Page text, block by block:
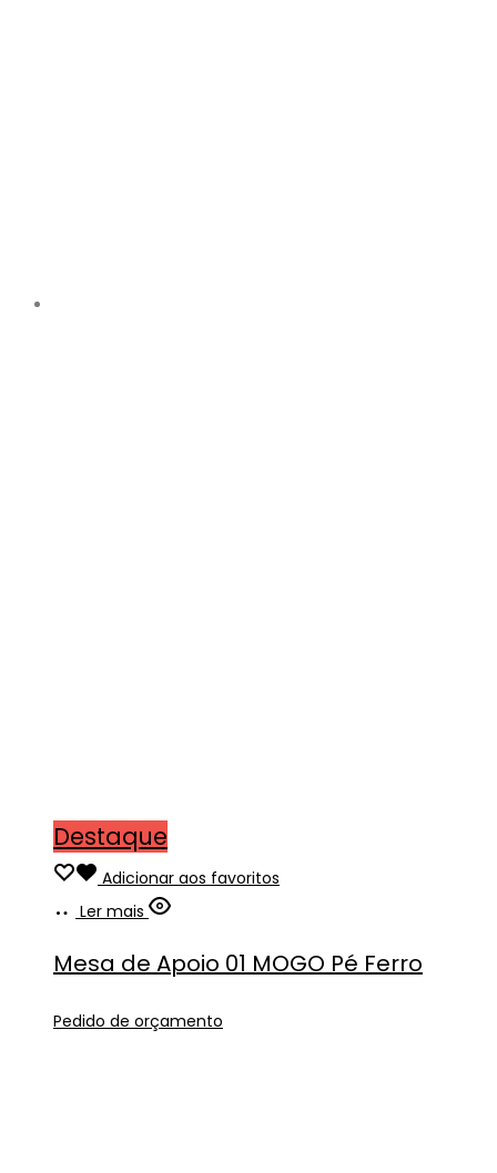
Destaque
Adicionar aos favoritos
Ler mais
Mesa de Apoio 01 MOGO Pé Ferro
Pedido de orçamento